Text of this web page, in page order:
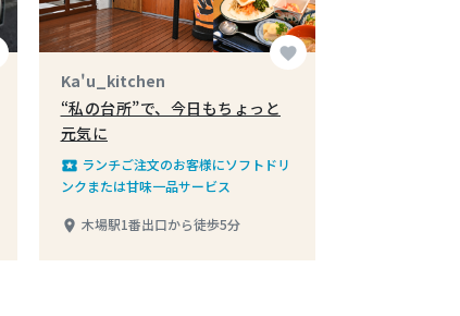
favorite
Ka'u_kitchen
“私の台所”で、今日もちょっと
元気に
local_play ランチご注文のお客様にソフトドリ
ンクまたは甘味一品サービス
place 木場駅1番出口から徒歩5分